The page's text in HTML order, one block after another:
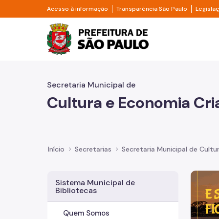
Pular para o Conteúdo principal
Acesso à informação Divisor de acesso à informação
Transparência São Paulo Divisor
Prefeitura de São
Secretaria Municipal de
Cultura e Economia
Início Secretarias Secretaria Municipal de
Sistema Municipal de
Bibliotecas
Quem Somos